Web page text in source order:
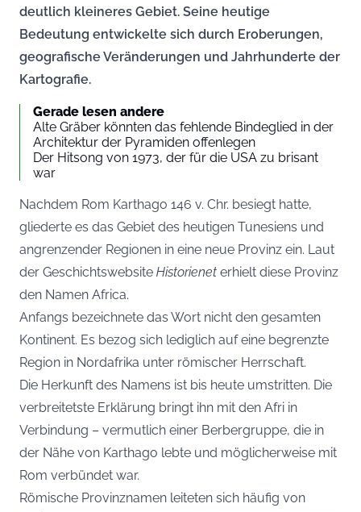
deutlich kleineres Gebiet. Seine heutige
Bedeutung entwickelte sich durch Eroberungen,
geografische Veränderungen und Jahrhunderte der
Kartografie.
Gerade lesen andere
Alte Gräber könnten das fehlende Bindeglied in der
Architektur der Pyramiden offenlegen
Der Hitsong von 1973, der für die USA zu brisant
war
Nachdem Rom Karthago 146 v. Chr. besiegt hatte,
gliederte es das Gebiet des heutigen Tunesiens und
angrenzender Regionen in eine neue Provinz ein. Laut
der Geschichtswebsite Historienet erhielt diese Provinz
den Namen Africa.
Anfangs bezeichnete das Wort nicht den gesamten
Kontinent. Es bezog sich lediglich auf eine begrenzte
Region in Nordafrika unter römischer Herrschaft.
Die Herkunft des Namens ist bis heute umstritten. Die
verbreitetste Erklärung bringt ihn mit den Afri in
Verbindung – vermutlich einer Berbergruppe, die in
der Nähe von Karthago lebte und möglicherweise mit
Rom verbündet war.
Römische Provinznamen leiteten sich häufig von